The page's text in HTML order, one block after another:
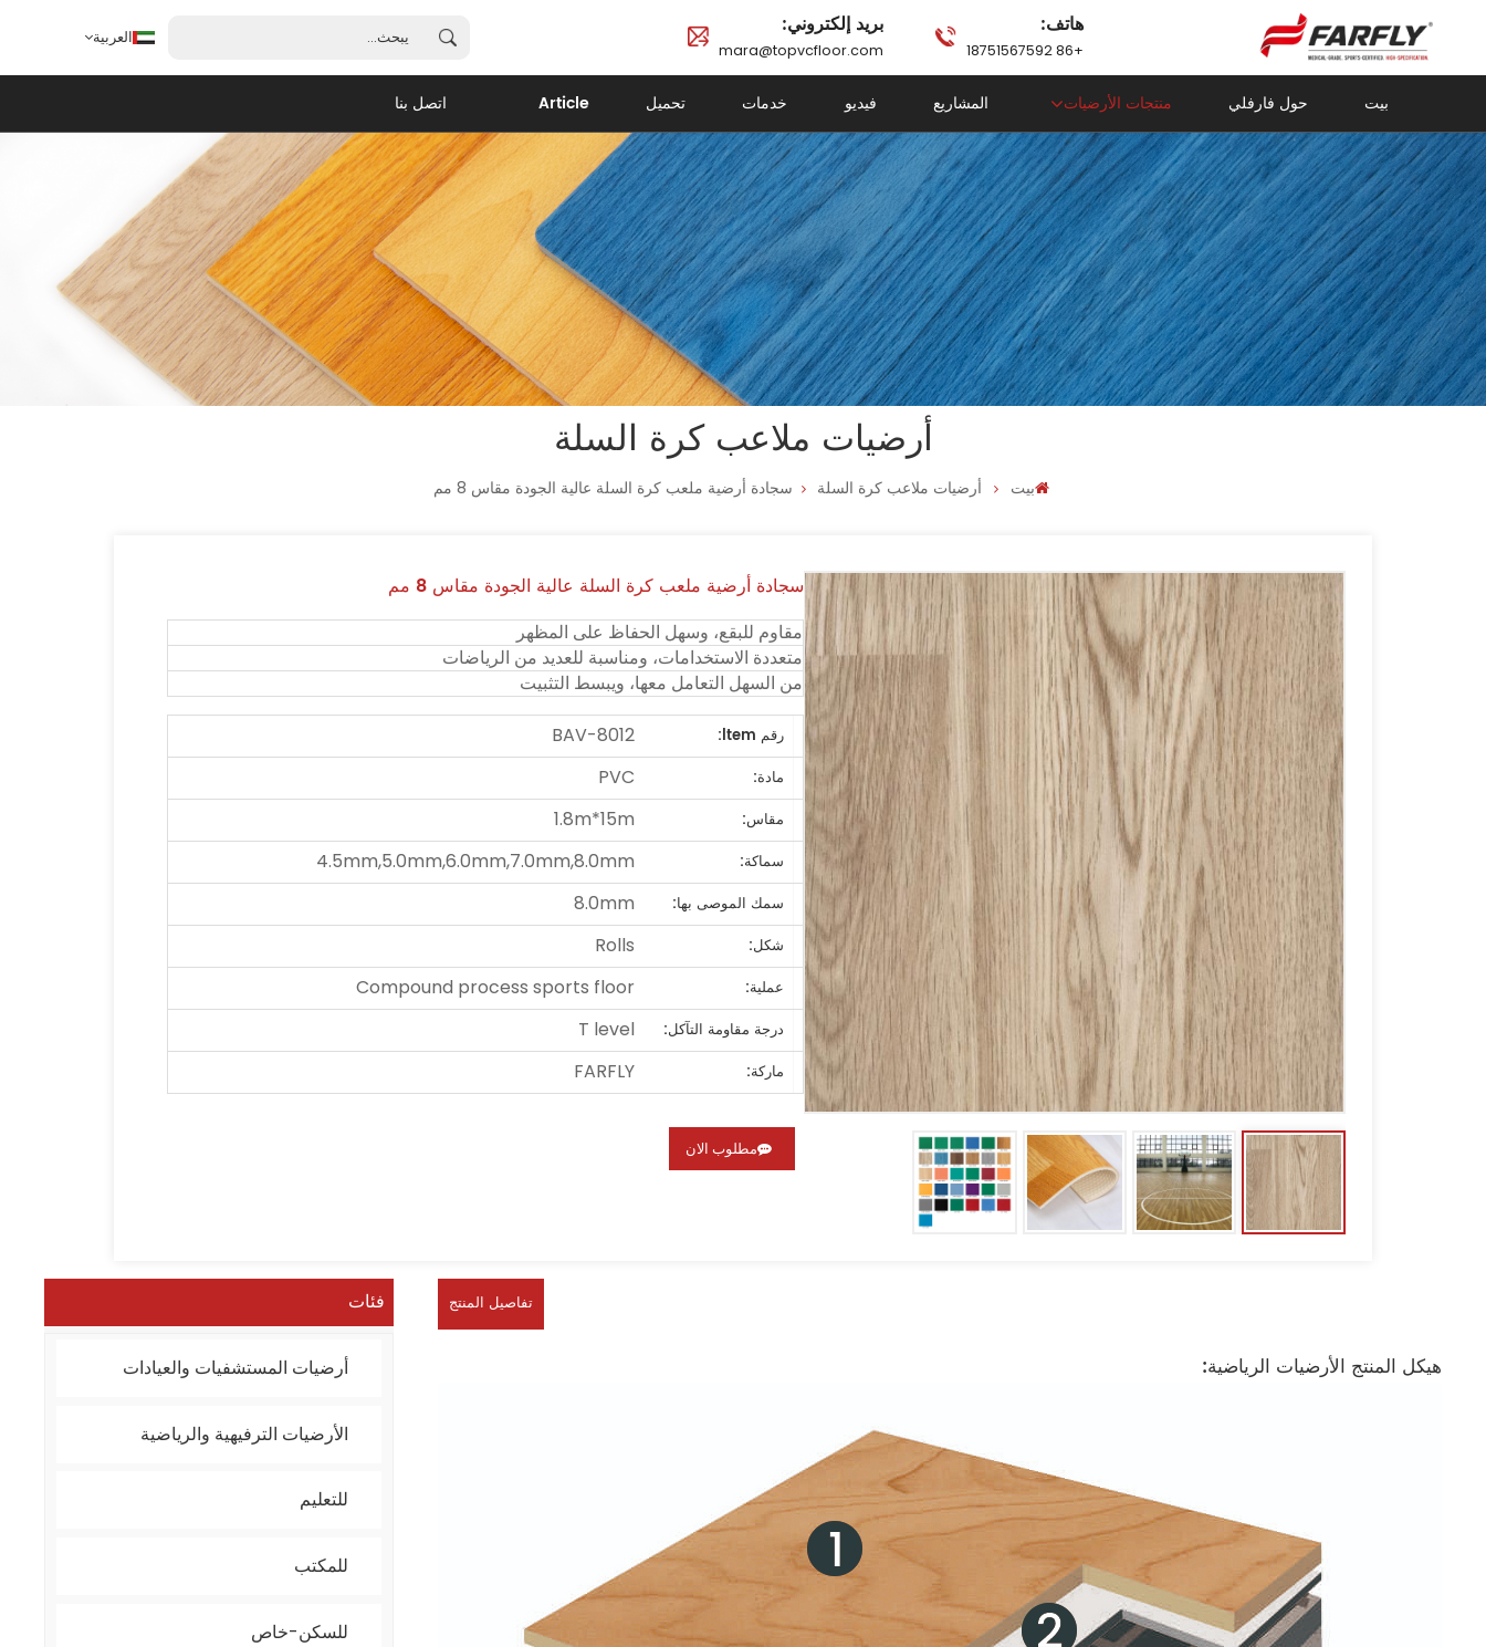
هاتف:
+86 18751567592
بريد إلكتروني:
mara@topvcfloor.com
العربية
العربية
français
español
português
بيت حول فارفلي منتجات الأرضيات المشاريع فيديو خدمات تحميل Article اتصل بنا
أرضيات ملاعب كرة السلة
بيت أرضيات ملاعب كرة السلة سجادة أرضية ملعب كرة السلة عالية الجودة مقاس 8 مم
سجادة أرضية ملعب كرة السلة عالية الجودة مقاس 8 مم
مقاوم للبقع، وسهل الحفاظ على المظهر
متعددة الاستخدامات، ومناسبة للعديد من الرياضات
من السهل التعامل معها، ويبسط التثبيت
رقم ltem: BAV-8012
مادة: PVC
مقاس: 1.8m*15m
سماكة: 4.5mm,5.0mm,6.0mm,7.0mm,8.0mm
سمك الموصى بها: 8.0mm
شكل: Rolls
عملية: Compound process sports floor
درجة مقاومة التآكل: T level
ماركة: FARFLY
مطلوب الان
فئات
أرضيات المستشفيات والعيادات
الأرضيات الترفيهية والرياضية
للتعليم
للمكتب
للسكن-خاص
تفاصيل المنتج
هيكل المنتج الأرضيات الرياضية: